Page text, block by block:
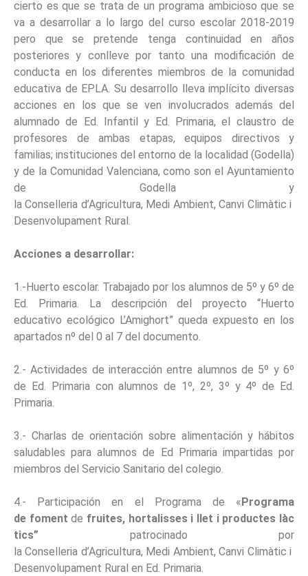
cierto es que se trata de un programa ambicioso que se
va a desarrollar a lo largo del curso escolar 2018-2019
pero que se pretende tenga continuidad en años
posteriores y conlleve por tanto una modificación de
conducta en los diferentes miembros de la comunidad
educativa de EPLA. Su desarrollo lleva implícito diversas
acciones en los que se ven involucrados además del
alumnado de Ed. Infantil y Ed. Primaria, el claustro de
profesores de ambas etapas, equipos directivos y
familias; instituciones del entorno de la localidad (Godella)
y de la Comunidad Valenciana, como son el Ayuntamiento
de Godella y
la Conselleria d’Agricultura, Medi Ambient, Canvi Climàtic i
Desenvolupament Rural.
Acciones a desarrollar:
1.-Huerto escolar. Trabajado por los alumnos de 5º y 6º de
Ed. Primaria. La descripción del proyecto “Huerto
educativo ecológico L’Amighort” queda expuesto en los
apartados nº del 0 al 7 del documento.
2.- Actividades de interacción entre alumnos de 5º y 6º
de Ed. Primaria con alumnos de 1º, 2º, 3º y 4º de Ed.
Primaria.
3.- Charlas de orientación sobre alimentación y hábitos
saludables para alumnos de Ed Primaria impartidas por
miembros del Servicio Sanitario del colegio.
4.- Participación en el Programa de « Programa
de foment de fruites, hortalisses i llet i productes làc
tics” patrocinado por
la Conselleria d’Agricultura, Medi Ambient, Canvi Climàtic i
Desenvolupament Rural en Ed. Primaria.